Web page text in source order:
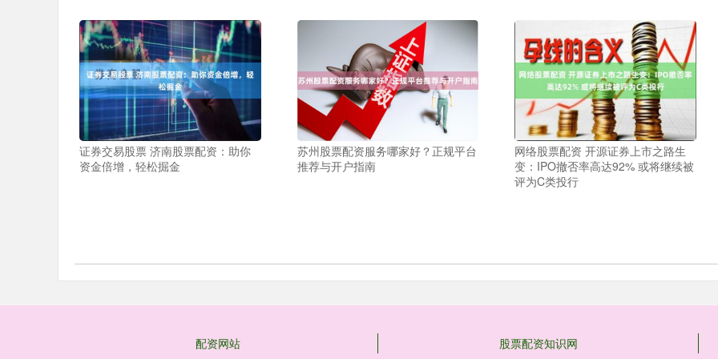
证券交易股票 济南股票配资：助你
资金倍增，轻松掘金
苏州股票配资服务哪家好？正规平台
推荐与开户指南
网络股票配资 开源证券上市之路生
变：IPO撤否率高达92% 或将继续被
评为C类投行
配资网站 股票配资知识网